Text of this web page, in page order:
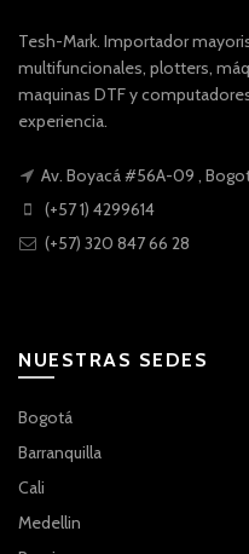
Tesh-Mark. Importador
multifuncionales, plotters,
maquinas DTF y
experiencia.
Av. Boyacá #56A-09 ,
(+57 1) 4299614
(+57) 320 847 66 28
NUESTRAS SEDES
Bogotá
Barranquilla
Cali
Medellin